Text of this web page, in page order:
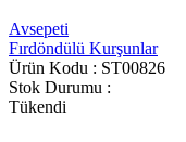
Avsepeti
Fırdöndülü Kurşunlar
Ürün Kodu : ST00826
Stok Durumu :
Tükendi